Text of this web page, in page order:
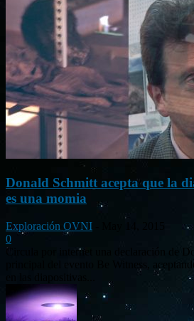
Donald Schmitt acepta que la
es una momia
Exploración OVNI
0
Circula por internet una declaración de
principal del evento Be Witness,